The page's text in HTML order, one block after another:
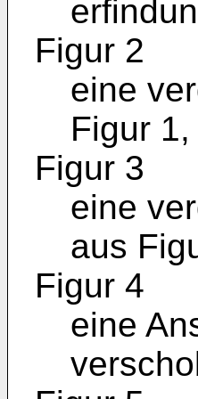
Figur 2
eine
Figur 1,
Figur 3
eine
aus
Figur 4
eine